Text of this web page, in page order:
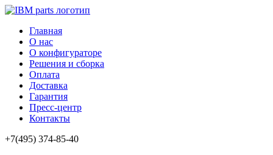
Главная
О нас
О конфигураторе
Решения и сборка
Оплата
Доставка
Гарантия
Пресс-центр
Контакты
+7(495) 374-85-40